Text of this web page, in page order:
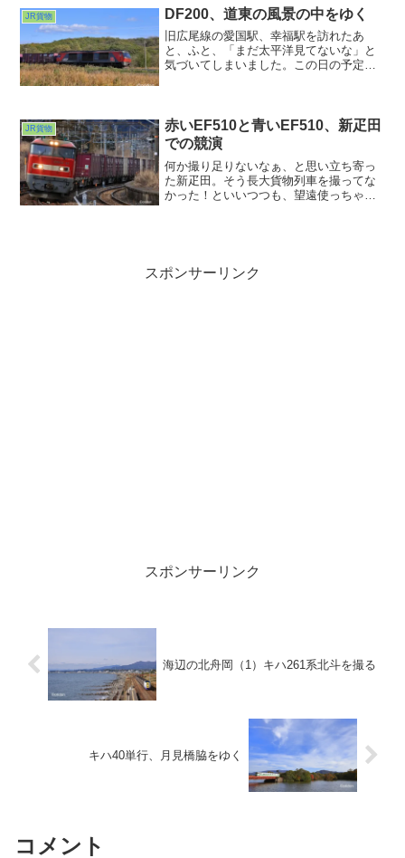
201系３連が札幌目指して出発せんとする
ところでした。
JR貨物 DF200、道東の風景の中をゆく
旧広尾線の愛国駅、幸福駅を訪れたあ
と、ふと、「まだ太平洋見てないな」と
気づいてしまいました。この日の予定は
う少し東に行ってみることにしました。
JR貨物
赤いEF510と青いEF510、新疋田
での競演
何か撮り足りないなぁ、と思い立ち寄っ
た新疋田。そう長大貨物列車を撮ってな
かった！といいつつも、望遠使っちゃっ
しても在来線のネットワークは保ってほ
しい、そう思いました。
スポンサーリンク
スポンサーリンク
海辺の北舟岡（1）キハ261系北斗を撮る
キハ40単行、月見橋脇をゆく
コメント